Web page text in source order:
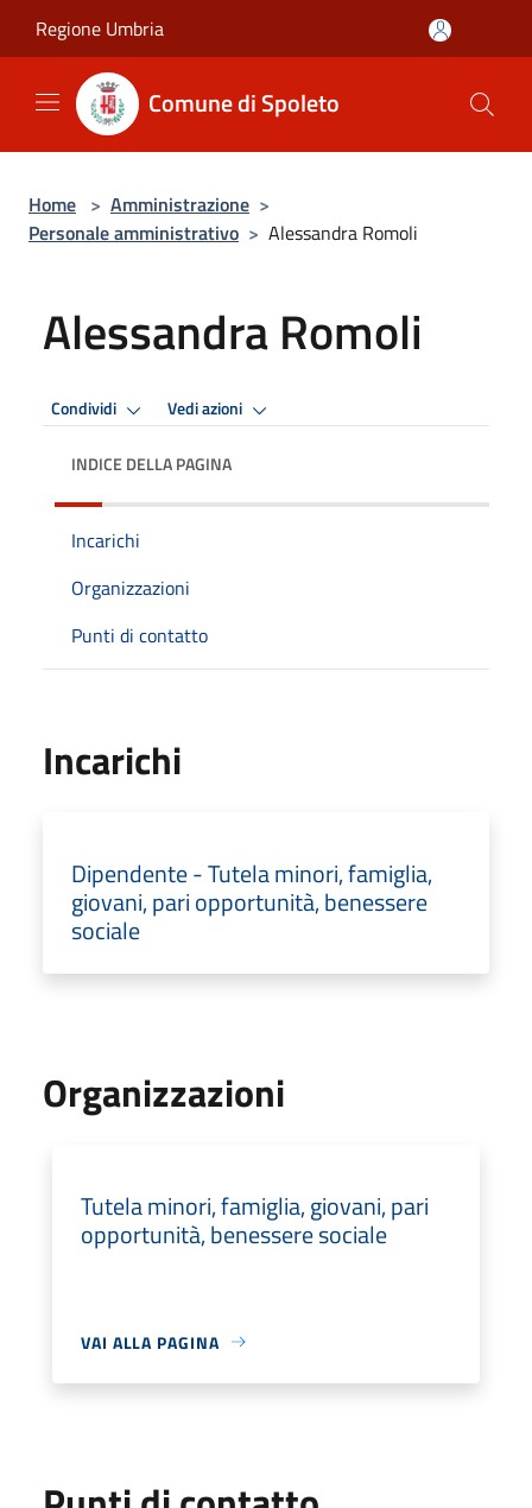
Regione Umbria
Comune di Spoleto
Home > Amministrazione >
Personale amministrativo > Alessandra Romoli
Alessandra Romoli
Condividi Vedi azioni
INDICE DELLA PAGINA
Incarichi
Organizzazioni
Punti di contatto
Incarichi
Dipendente - Tutela minori, famiglia,
giovani, pari opportunità, benessere
sociale
Organizzazioni
Tutela minori, famiglia, giovani, pari
opportunità, benessere sociale
VAI ALLA PAGINA